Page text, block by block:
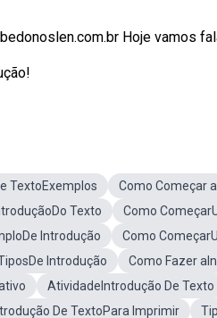
Hoje vamos
TextoExemplos Como Começar
Texto Como
Introdução
Como
Introdução Como Fazer
AtividadeIntrodução De Texto
De TextoPara Imprimir